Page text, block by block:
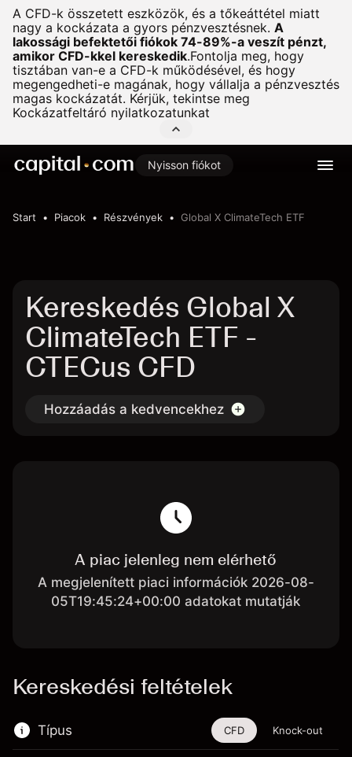
A CFD-k összetett eszközök, és a tőkeáttétel miatt
nagy a kockázata a gyors pénzvesztésnek. A
lakossági befektetői fiókok 74-89%-a veszít pénzt,
amikor CFD-kkel kereskedik.Fontolja meg, hogy
tisztában van-e a CFD-k működésével, és hogy
megengedheti-e magának, hogy vállalja a pénzvesztés
magas kockázatát. Kérjük, tekintse meg
Kockázatfeltáró nyilatkozatunkat
Nyisson fiókot
Start Piacok Részvények Global X ClimateTech ETF
Kereskedés Global X
ClimateTech ETF -
CTECus CFD
Hozzáadás a kedvencekhez
A piac jelenleg nem elérhető
A megjelenített piaci információk 2026-08-
05T19:45:24+00:00 adatokat mutatják
Kereskedési feltételek
Típus CFD Knock-out